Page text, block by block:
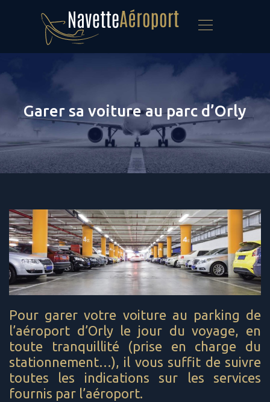
Garer sa voiture au parc d’Orly
Pour garer votre voiture au parking de
l’aéroport d’Orly le jour du voyage, en
toute tranquillité (prise en charge du
stationnement…), il vous suffit de suivre
toutes les indications sur les services
fournis par l’aéroport.